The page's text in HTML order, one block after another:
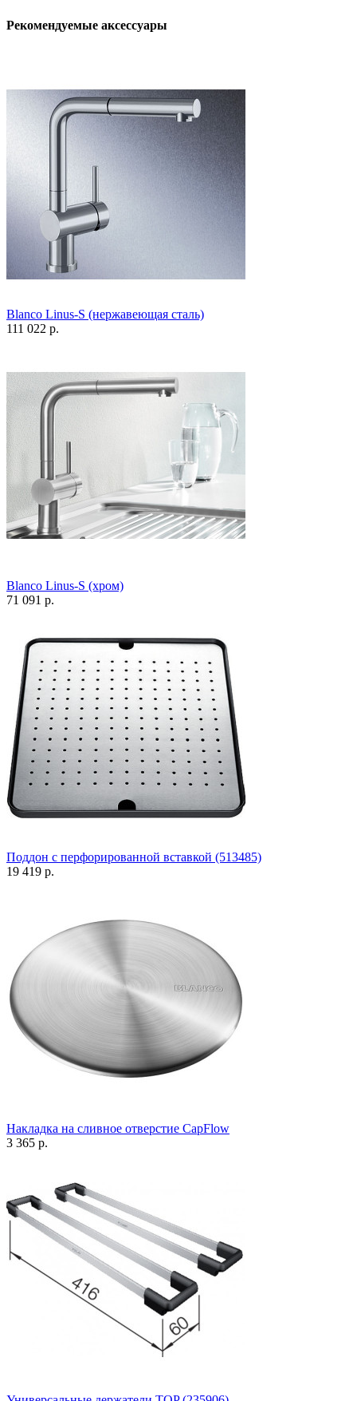
Рекомендуемые аксессуары
Blanco Linus-S (нержавеющая сталь)
111 022 р.
Blanco Linus-S (хром)
71 091 р.
Поддон с перфорированной вставкой (513485)
19 419 р.
Накладка на сливное отверстие CapFlow
3 365 р.